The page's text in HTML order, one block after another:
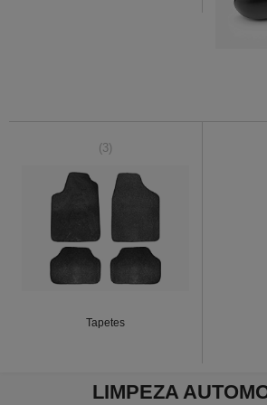
(3)
Tapetes
LIMPEZA